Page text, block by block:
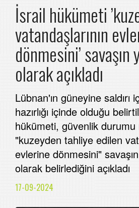
İsrail hükümeti
vatandaşlarının
dönmesini’
olarak açıkladı
Lübnan'ın güneyine saldırı
hazırlığı içinde olduğu
hükümeti, güvenlik durumu
"kuzeyden tahliye edilen
evlerine dönmesini"
olarak belirlediğini açıkladı
17-09-2024